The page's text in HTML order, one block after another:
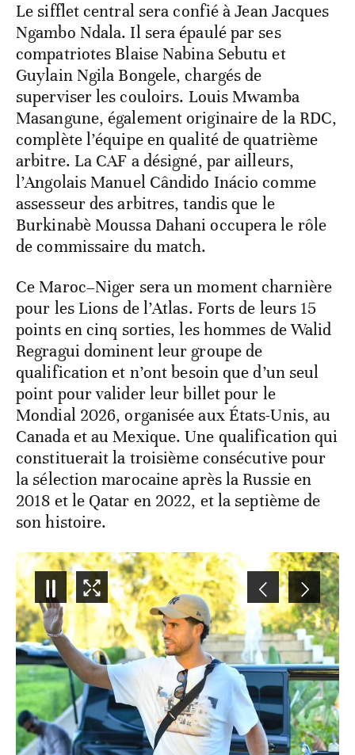
Le sifflet central sera confié à Jean Jacques
Ngambo Ndala. Il sera épaulé par ses
compatriotes Blaise Nabina Sebutu et
Guylain Ngila Bongele, chargés de
superviser les couloirs. Louis Mwamba
Masangune, également originaire de la RDC,
complète l’équipe en qualité de quatrième
arbitre. La CAF a désigné, par ailleurs,
l’Angolais Manuel Cândido Inácio comme
assesseur des arbitres, tandis que le
Burkinabè Moussa Dahani occupera le rôle
de commissaire du match.
Ce Maroc–Niger sera un moment charnière
pour les Lions de l’Atlas. Forts de leurs 15
points en cinq sorties, les hommes de Walid
Regragui dominent leur groupe de
qualification et n’ont besoin que d’un seul
point pour valider leur billet pour le
Mondial 2026, organisée aux États-Unis, au
Canada et au Mexique. Une qualification qui
constituerait la troisième consécutive pour
la sélection marocaine après la Russie en
2018 et le Qatar en 2022, et la septième de
son histoire.